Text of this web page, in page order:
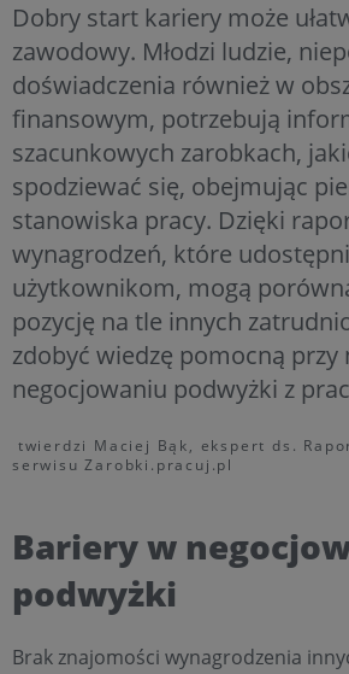
Dobry start kariery może
zawodowy. Młodzi ludzie,
doświadczenia również w
finansowym, potrzebują
szacunkowych zarobkach,
spodziewać się, obejmując
stanowiska pracy. Dzięki
wynagrodzeń, które
użytkownikom, mogą
pozycję na tle innych
zdobyć wiedzę pomocną przy
negocjowaniu podwyżki z
twierdzi Maciej Bąk, ekspert ds.
serwisu Zarobki.pracuj.pl
Bariery w
podwyżki
Brak znajomości wynagrodzenia